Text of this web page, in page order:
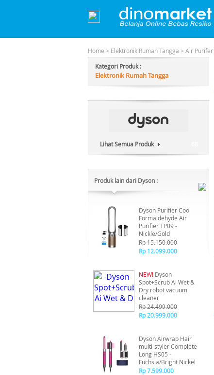
Home > Elektronik Rumah Tangga > Air Purifer
Kategori Produk :
Elektronik Rumah Tangga
Lihat Semua Produk
Produk lain dari Dyson :
Dyson Purifier Cool
Formaldehyde Air
Purifier TP09 -
Nickle/Gold
Rp 15.150.000
Rp 12.099.000
NEW! Dyson
Spot+Scrub Ai Wet &
Dry robot vacuum
cleaner
Rp 24.499.000
Rp 20.999.000
Dyson Airwrap Hair
multi-styler Complete
Long HS05 -
Fuchsia/Bright Nickel
Rp 7.599.000